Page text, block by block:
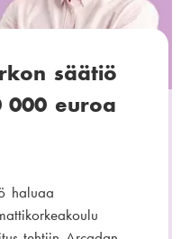
säätiö
000 euroa
haluaa